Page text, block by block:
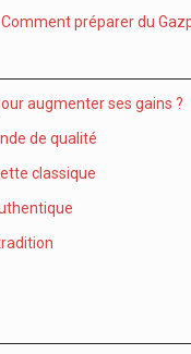
préparer du
augmenter ses gains ?
de qualité
classique